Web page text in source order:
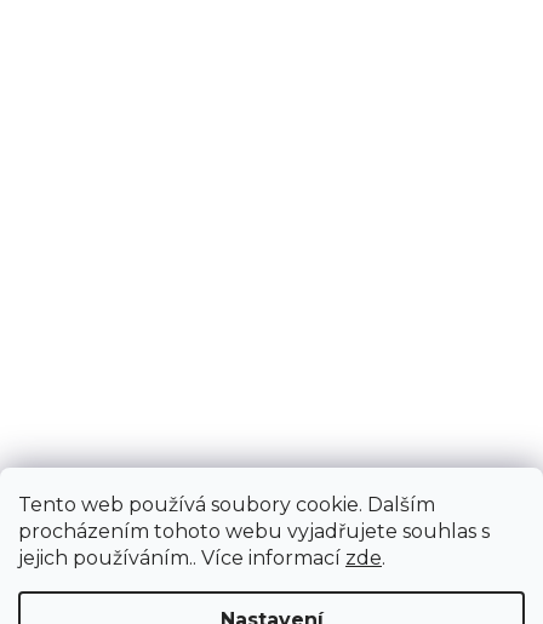
Tento web používá soubory cookie. Dalším
procházením tohoto webu vyjadřujete souhlas s
jejich používáním.. Více informací zde.